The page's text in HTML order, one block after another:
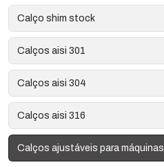
Calço shim stock
Calços aisi 301
Calços aisi 304
Calços aisi 316
Calços ajustáveis para máquinas